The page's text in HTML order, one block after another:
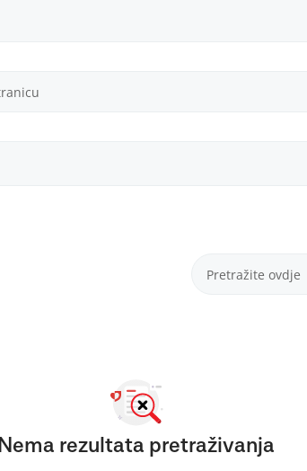
Nema rezultata pretraživanja